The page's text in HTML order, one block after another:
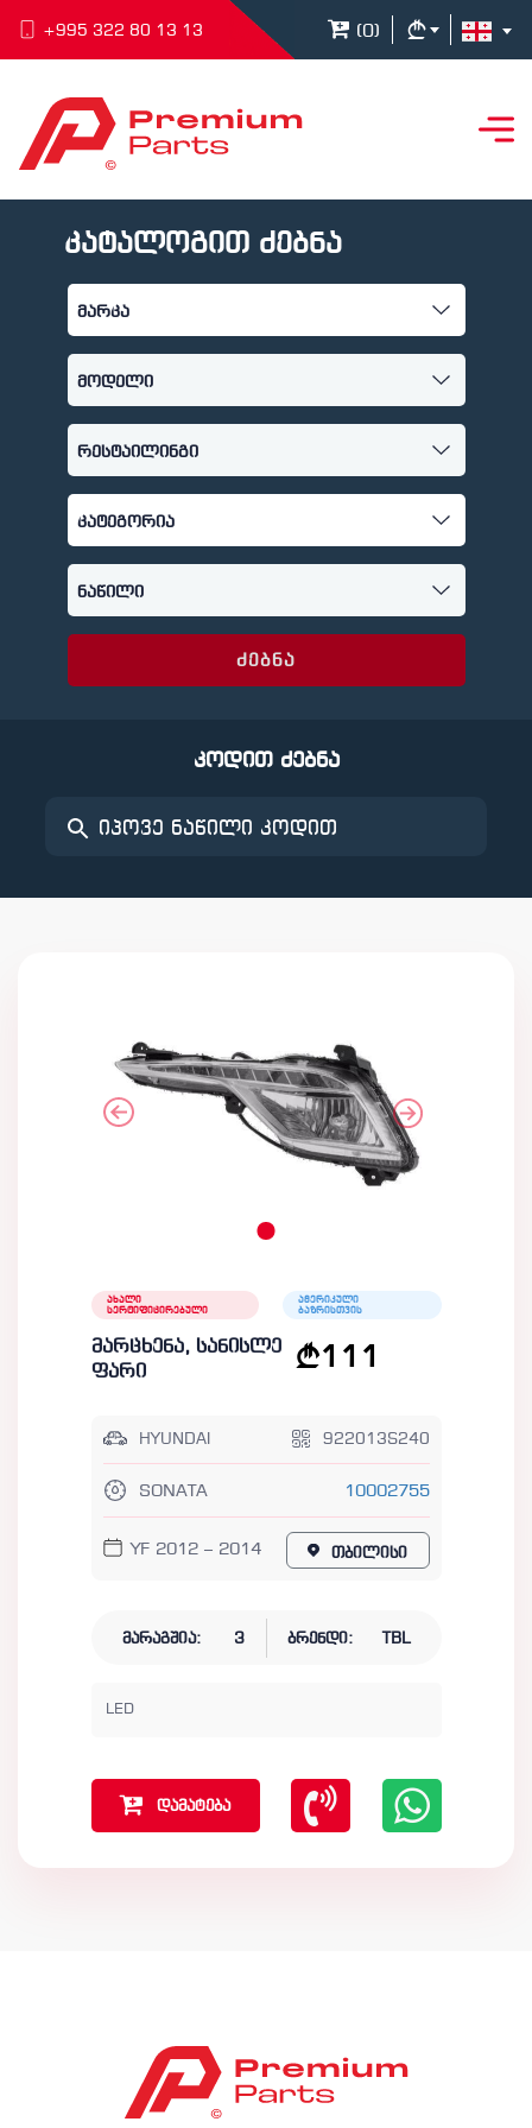
+995 322 80 13 13 (0)
კატალოგით ძებნა
ძებნა
კოდით ძებნა
ახალი
სერტიფიცირებული
ამერიკული
ბაზრისთვის
მარცხენა, სანისლე
ფარი
111
HYUNDAI 922013S240
SONATA 10002755
YF 2012 – 2014 თბილისი
მარაგშია: 3 ბრენდი: TBL
LED
დამატება